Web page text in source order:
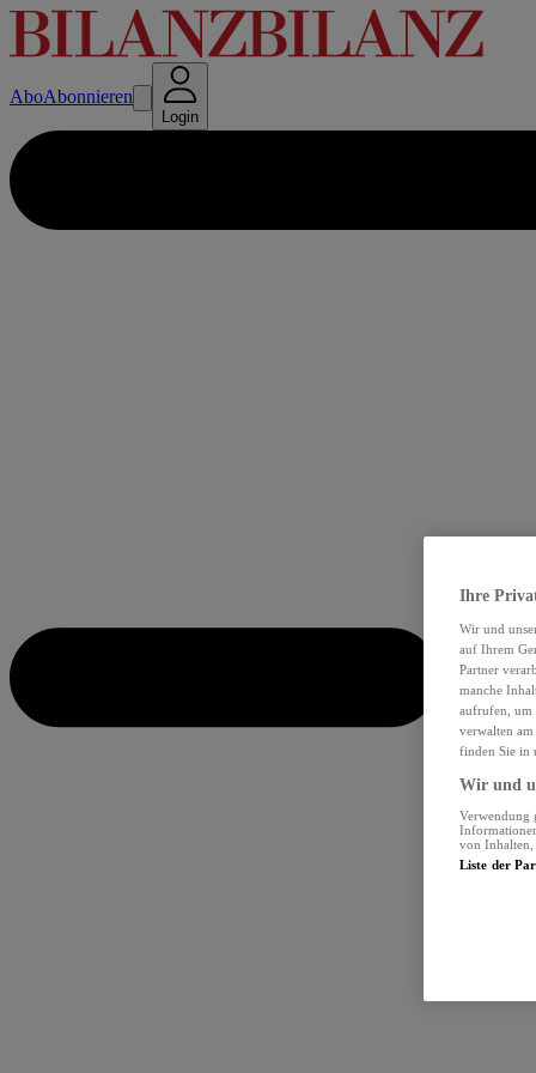
AboAbonnieren
Login
Ihre
Wir und
auf Ihrem
Partner
manche
aufrufen, um
verwalten
finden Sie in
Wir und
Verwendung
von Inhalten,
Liste der